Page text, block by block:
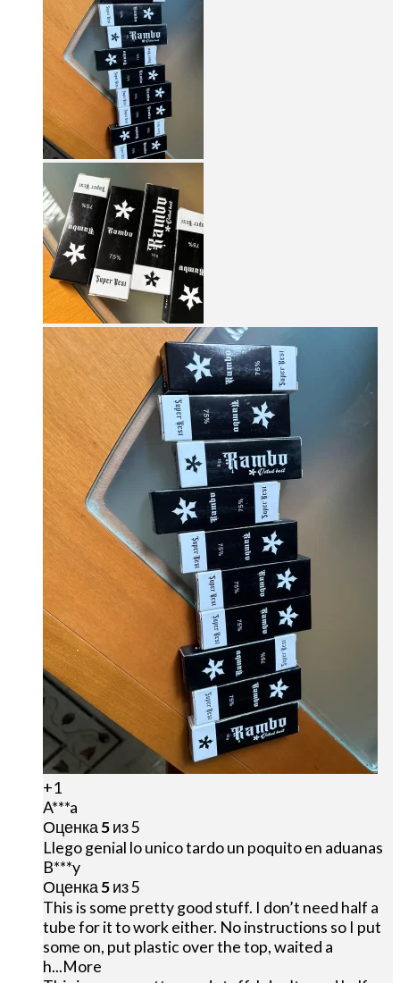
+1
A***a
Оценка5из 5
Llego genial lo unico tardo un poquito en aduanas
B***y
Оценка5из 5
This is some pretty good stuff. I don’t need half a
tube for it to work either. No instructions so I put
some on, put plastic over the top, waited a
h...More